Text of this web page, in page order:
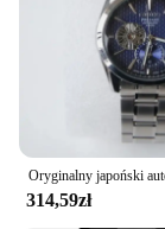
314,59zł